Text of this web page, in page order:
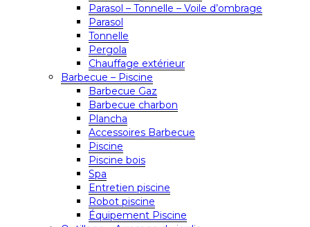
Parasol – Tonnelle – Voile d’ombrage
Parasol
Tonnelle
Pergola
Chauffage extérieur
Barbecue – Piscine
Barbecue Gaz
Barbecue charbon
Plancha
Accessoires Barbecue
Piscine
Piscine bois
Spa
Entretien piscine
Robot piscine
Équipement Piscine